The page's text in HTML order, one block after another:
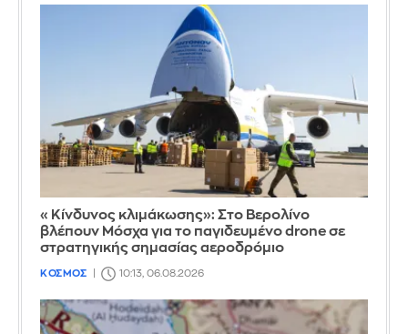
«Κίνδυνος κλιμάκωσης»: Στο Βερολίνο
βλέπουν Μόσχα για το παγιδευμένο drone σε
στρατηγικής σημασίας αεροδρόμιο
ΚΟΣΜΟΣ 10:13, 06.08.2026